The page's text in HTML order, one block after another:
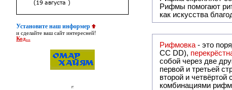
Установите наш информер
и сделайте ваш сайт интересней!
Код...
Рифмы помогают
как искусства
Рифмовка - это
СС DD),
собой
первой и третьей
второй и четвёртой строкой отсутствует:
комбинациями